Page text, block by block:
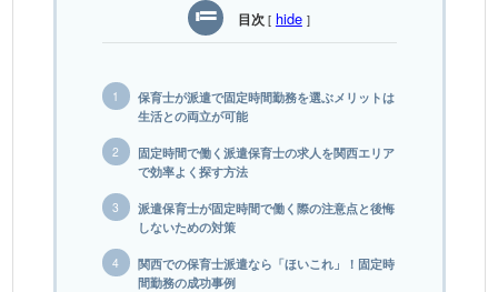
目次[ hide ]
保育士が派遣で固定時間勤務を選ぶメリットは
生活との両立が可能
固定時間で働く派遣保育士の求人を関西エリア
で効率よく探す方法
派遣保育士が固定時間で働く際の注意点と後悔
しないための対策
関西での保育士派遣なら「ほいこれ」！固定時
間勤務の成功事例